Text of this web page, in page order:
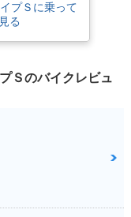
2004年 SKYWAVE
250 Type S・マイナ
プＳに乗って
る
Ｓのバイクレビュ